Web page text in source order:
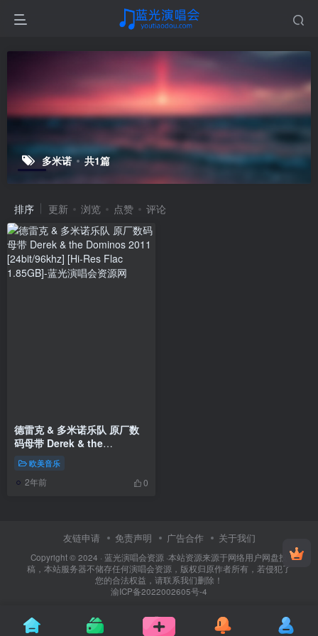
多米诺 共1篇
排序 更新 浏览 点赞 评论
德雷克 & 多米诺乐队 原厂数
码母带 Derek & the
Dominos 2011 [24bit/96khz]
[Hi-Res Flac 1.85GB]
欧美音乐
2年前 0
友链申请 免责声明 广告合作 关于我们
Copyright © 2024 · 蓝光演唱会资源 ·本站资源来源于网络用户网盘投
稿，本站服务器不储存任何演唱会资源，版权归原作者所有，若侵犯了
您的合法权益，请联系我们删除！
渝ICP备2022002605号-4